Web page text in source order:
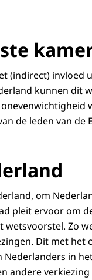
(indirect) invloed
kunnen dit
de leden van de
om
pleit ervoor om
wetsvoorstel. Zo
Dit met het
in
andere